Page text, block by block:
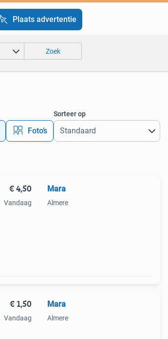
Plaats advertentie
Zoek
Foto’s
Sorteer op
€ 4,50
Vandaag
Mara
Almere
€ 1,50
Vandaag
Mara
Almere